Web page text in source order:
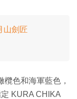
山劍匠
色和海軍藍色，
KURA CHIKA